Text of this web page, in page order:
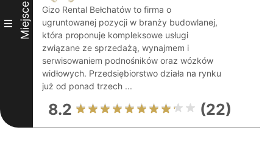
III Miejsce
Gizo Rental Bełchatów to firma o
ugruntowanej pozycji w branży budowlanej,
która proponuje kompleksowe usługi
związane ze sprzedażą, wynajmem i
serwisowaniem podnośników oraz wózków
widłowych. Przedsiębiorstwo działa na rynku
już od ponad trzech ...
8.2 (22)